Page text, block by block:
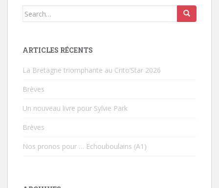
Search for:
ARTICLES RÉCENTS
La Bretagne triomphante au Crito’Star 2026
Brèves
Un nouveau livre pour Sylvie Park
Brèves
Nos pronos pour … Echouboulains (A1)